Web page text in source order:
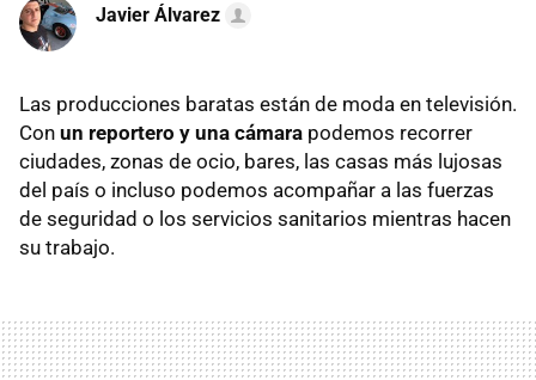
Javier Álvarez
Las producciones baratas están de moda en televisión.
Con un reportero y una cámara podemos recorrer
ciudades, zonas de ocio, bares, las casas más lujosas
del país o incluso podemos acompañar a las fuerzas
de seguridad o los servicios sanitarios mientras hacen
su trabajo.